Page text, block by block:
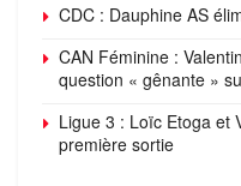
CDC : Dauphine AS
CAN Féminine :
question « gênante »
Ligue 3 : Loïc Etoga et
première sortie